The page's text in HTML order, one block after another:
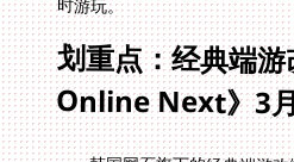
时游玩。
划重点：经典端
Online Next》3